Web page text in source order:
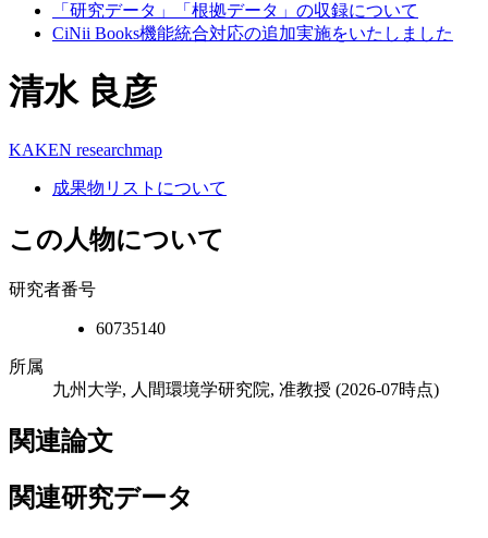
「研究データ」「根拠データ」の収録について
CiNii Books機能統合対応の追加実施をいたしました
清水 良彦
KAKEN researchmap
成果物リストについて
この人物について
研究者番号
60735140
所属
九州大学, 人間環境学研究院, 准教授 (2026-07時点)
関連論文
関連研究データ